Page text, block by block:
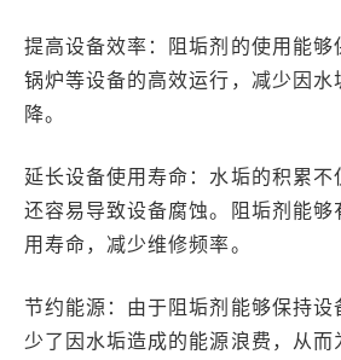
提高设备效率：阻垢剂的使用能够
锅炉等设备的高效运行，减少因水
降。
延长设备使用寿命：水垢的积累不
还容易导致设备腐蚀。阻垢剂能够
用寿命，减少维修频率。
节约能源：由于阻垢剂能够保持设
少了因水垢造成的能源浪费，从而